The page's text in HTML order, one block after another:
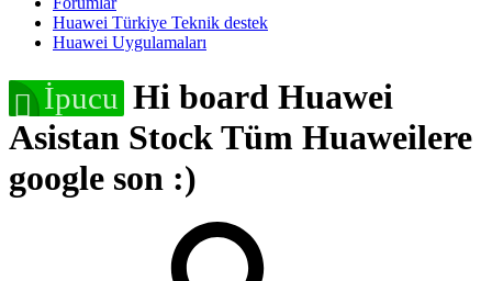
Huawei Türkiye Teknik destek
Huawei Uygulamaları
İpucu Hi board Huawei
Asistan Stock Tüm Huaweilere
google son :)